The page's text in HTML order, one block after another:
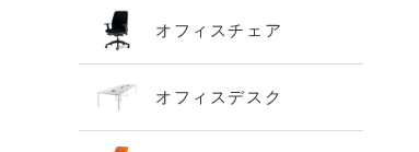
オフィスチェア
オフィスデスク